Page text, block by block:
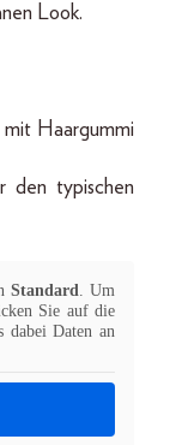
Look.
Haargummi
den typischen
Standard
. Um
Sie auf die
dabei Daten an